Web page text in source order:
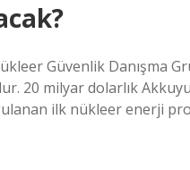
Güvenlik Danışma
20 milyar dolarlık
ilk nükleer enerji